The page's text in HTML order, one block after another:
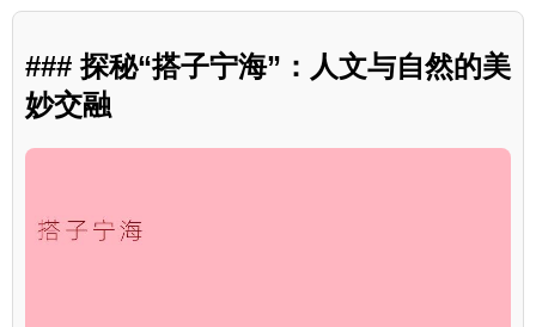
### 探秘“搭子宁海”：人文与自然的美
妙交融